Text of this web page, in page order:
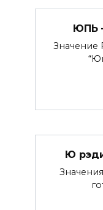
ЮПЬ
Значение
Ю